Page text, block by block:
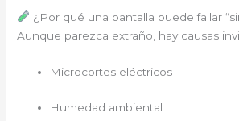
¿Por qué una pantalla puede fallar
Aunque parezca extraño, hay causas
Microcortes eléctricos
Humedad ambiental